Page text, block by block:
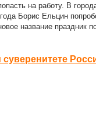
на работу. В
Борис Ельцин
название праздник